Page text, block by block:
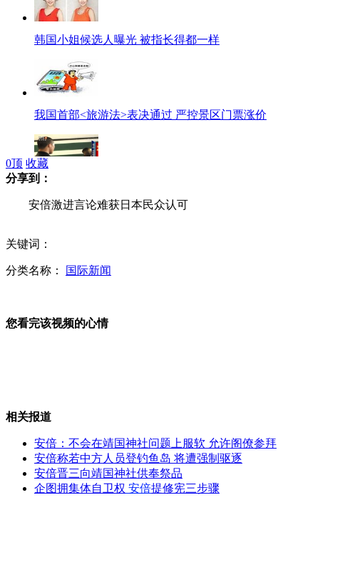
韩国小姐候选人曝光 被指长得都一样
我国首部<旅游法>表决通过 严控景区门票涨价
男子上山捕鸟用录音机放鸟叫声 被当成鸟挨枪
国新办:芦山地震和汶川地震是孤立事件
中国地震局发布地震烈度图:烈度9度 属强烈地震
0顶 收藏
分享到：
安倍激进言论难获日本民众认可
关键词：
分类名称： 国际新闻
您看完该视频的心情
相关报道
安倍：不会在靖国神社问题上服软 允许阁僚参拜
安倍称若中方人员登钓鱼岛 将遭强制驱逐
安倍晋三向靖国神社供奉祭品
企图拥集体自卫权 安倍提修宪三步骤